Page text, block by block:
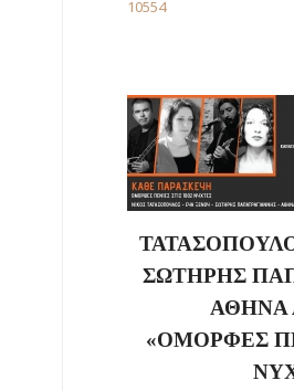
10554
ΣΩΤΗΡΗΣ
ΑΘΗΝΑ
«ΟΜΟΡΦΕΣ